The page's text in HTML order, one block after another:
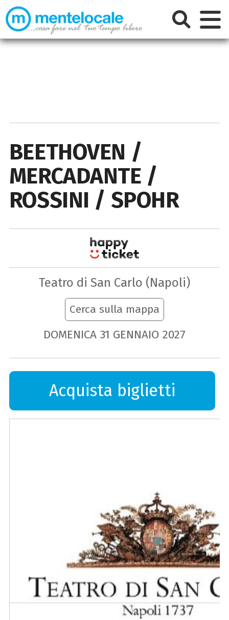
BEETHOVEN /
MERCADANTE /
ROSSINI / SPOHR
Teatro di San Carlo (Napoli)
Cerca sulla mappa
DOMENICA 31 GENNAIO 2027
Acquista biglietti